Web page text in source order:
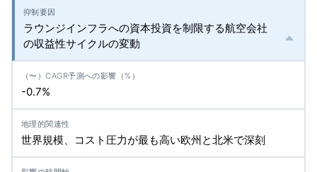
ラウンジインフラへの資本投資を制限する航空会社
の収益性サイクルの変動
-0.7%
世界規模、コスト圧力が最も高い欧州と北米で深刻